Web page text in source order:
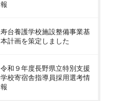
報
寿台養護学校施設整備事業基
本計画を策定しました
令和９年度長野県立特別支援
学校寄宿舎指導員採用選考情
報